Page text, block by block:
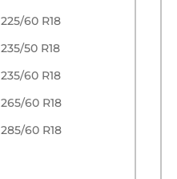
225/60 R18
235/50 R18
235/60 R18
265/60 R18
285/60 R18